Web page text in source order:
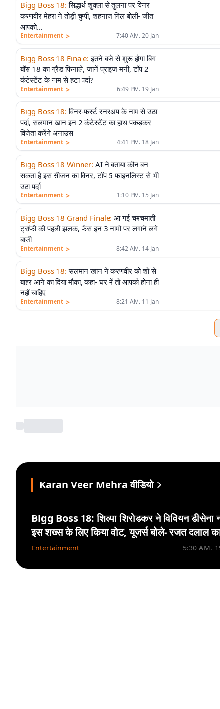
Bigg Boss 18: सिद्धार्थ शुक्ला से तुलना पर विनर
करणवीर मेहरा ने तोड़ी चुप्पी, शहनाज गिल बोली- जीत
आपको…
Entertainment > 7:40 AM. 20 Jan
Bigg Boss 18 Finale: इतने बजे से शुरू होगा बिग
बॉस 18 का ग्रैंड फिनाले, जानें प्राइज मनी, टॉप 2
कंटेस्टेंट के नाम से हटा पर्दा?
Entertainment > 6:49 PM. 19 Jan
Bigg Boss 18: विनर-फर्स्ट रनरअप के नाम से उठा
पर्दा, सलमान खान इन 2 कंटेस्टेंट का हाथ पकड़कर
विजेता करेंगे अनाउंस
Entertainment > 4:41 PM. 18 Jan
Bigg Boss 18 Winner: AI ने बताया कौन बन
सकता है इस सीजन का विनर, टॉप 5 फाइनलिस्ट से भी
उठा पर्दा
Entertainment > 1:10 PM. 15 Jan
Bigg Boss 18 Grand Finale: आ गई चमचमाती
ट्रॉफी की पहली झलक, फैंस इन 3 नामों पर लगाने लगे
बाजी
Entertainment > 8:42 AM. 14 Jan
Bigg Boss 18: सलमान खान ने करणवीर को शो से
बाहर आने का दिया मौका, कहा- घर में तो आपको होना ही
नहीं चाहिए
Entertainment > 8:21 AM. 11 Jan
Karan Veer Mehra वीडियो
Bigg Boss 18: शिल्पा शिरोडकर ने विवियन डीसेना
इस शख्स के लिए किया वोट, यूजर्स बोले- रजत दलाल
नाम…
Entertainment 5:30 AM.